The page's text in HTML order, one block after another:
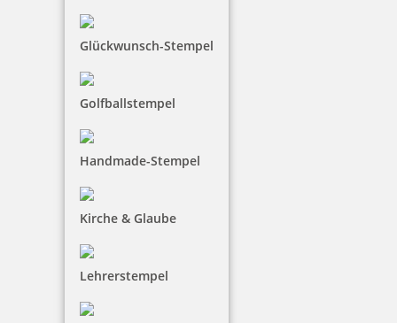
Glückwunsch-Stempel
Golfballstempel
Handmade-Stempel
Kirche & Glaube
Lehrerstempel
Jetzt gestalten
Trodat Printy 4912 Pastell Edition